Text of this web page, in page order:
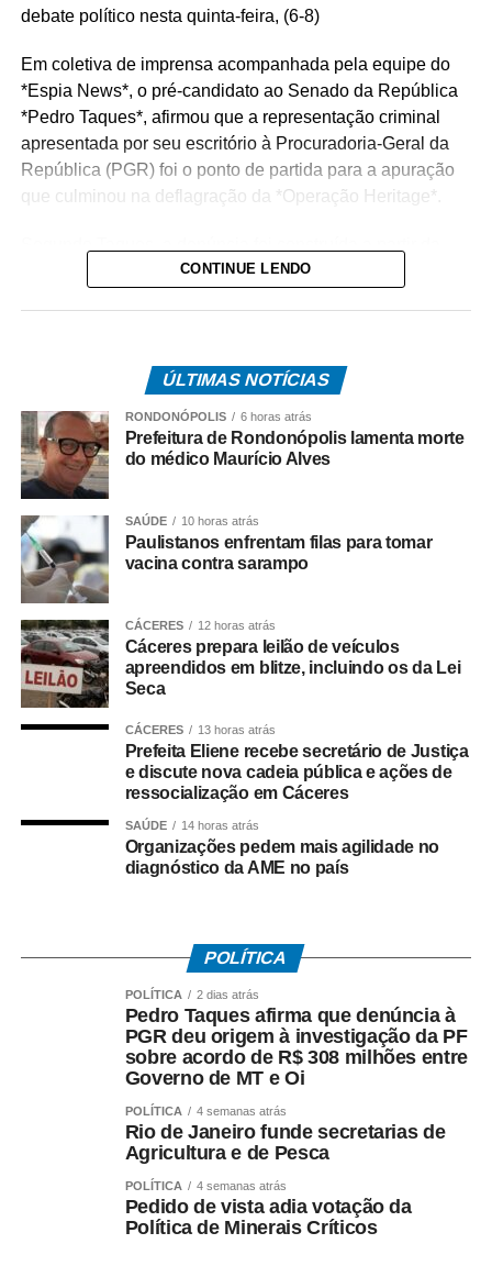
debate político nesta quinta-feira, (6-8)
Em coletiva de imprensa acompanhada pela equipe do
*Espia News*, o pré-candidato ao Senado da República
*Pedro Taques*, afirmou que a representação criminal
apresentada por seu escritório à Procuradoria-Geral da
República (PGR) foi o ponto de partida para a apuração
que culminou na deflagração da *Operação Heritage*.
análise de documentos que, na avaliação dele, apontam
*Como surgiu o caso*
O acordo investigado envolve uma disputa tributária entre
o Governo de Mato Grosso e a Oi S.A., encerrada por
meio de um acordo administrativo que movimentou cerca
de R$ 308 milhões.
Na coletiva, Pedro Taques afirmou que o Estado possuía
decisões judiciais favoráveis e que, por isso, não haveria
fundamento jurídico para a celebração do acordo da
forma como ocorreu. Segundo ele, a legislação estadual
que criou a Câmara de Resolução Consensual de
Conflitos, a *Consenso-MT*, não autorizaria esse tipo de
negociação envolvendo créditos tributários.
O ex-governador também disse que sua equipe
identificou movimentações financeiras consideradas
suspeitas envolvendo fundos de investimento ligados aos
em uma representação encaminhada à PGR, que
posteriormente resultou na abertura das investigações
Durante a coletiva, Taques fez duras críticas ao acordo
firmado pelo Governo do Estado e afirmou que:
– *A investigação da PF teve origem* na representação
criminal apresentada por seu escritório;
– *O acordo com a Oi foi ilegal*, em sua avaliação;
valores envolvidos;
– *O fluxo dos recursos públicos precisa ser esclarecido*
pelas autoridades responsáveis.
O ex-governador destacou ainda que as medidas
CONTINUE LENDO
ÚLTIMAS NOTÍCIAS
RONDONÓPOLIS 6 horas atrás
Prefeitura de Rondonópolis lamenta morte
do médico Maurício Alves
SAÚDE 10 horas atrás
Paulistanos enfrentam filas para tomar
vacina contra sarampo
CÁCERES 12 horas atrás
Cáceres prepara leilão de veículos
apreendidos em blitze, incluindo os da Lei
Seca
CÁCERES 13 horas atrás
Prefeita Eliene recebe secretário de Justiça
e discute nova cadeia pública e ações de
ressocialização em Cáceres
SAÚDE 14 horas atrás
Organizações pedem mais agilidade no
diagnóstico da AME no país
POLÍTICA
POLÍTICA 2 dias atrás
Pedro Taques afirma que denúncia à
PGR deu origem à investigação da PF
sobre acordo de R$ 308 milhões entre
Governo de MT e Oi
POLÍTICA 4 semanas atrás
Rio de Janeiro funde secretarias de
Agricultura e de Pesca
POLÍTICA 4 semanas atrás
Pedido de vista adia votação da
Política de Minerais Críticos